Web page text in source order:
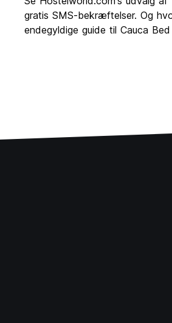
gratis SMS-bekræftelser. Og
endegyldige guide til Cauca